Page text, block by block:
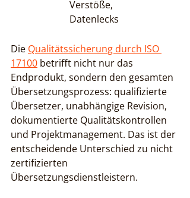
Verstöße,
Datenlecks
Die Qualitätssicherung durch ISO
17100 betrifft nicht nur das
Endprodukt, sondern den gesamten
Übersetzungsprozess: qualifizierte
Übersetzer, unabhängige Revision,
dokumentierte Qualitätskontrollen
und Projektmanagement. Das ist der
entscheidende Unterschied zu nicht
zertifizierten
Übersetzungsdienstleistern.